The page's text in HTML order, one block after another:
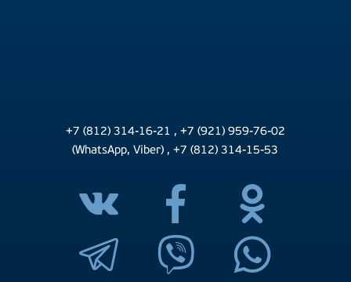
+7 (812) 314-16-21 , +7 (921) 959-76-02
(WhatsApp, Viber) ,+7 (812) 314-15-53